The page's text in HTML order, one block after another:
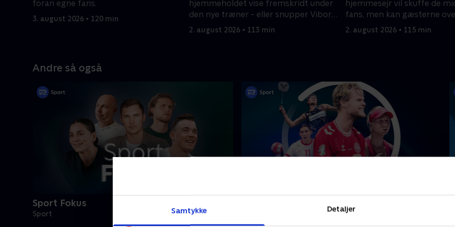
Samtykke Detaljer
foran egne fans.
3. august 2026 • 120 min
hjemmeholdet vise fremskridt under
den nye træner - eller snupper Viborg
point?
2. august 2026 • 113 min
hjemmesejr vil skuffe de
fans, men kan gæsterne
Herning?
2. august 2026 • 115 min
Andre så også
Sport Fokus
Sport